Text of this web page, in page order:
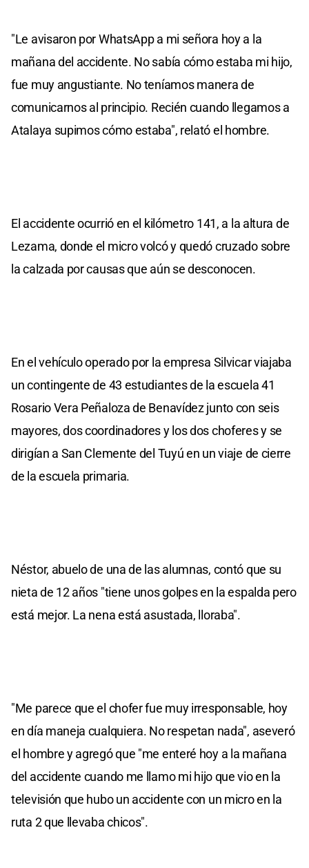
"Le avisaron por WhatsApp a mi señora hoy a la
mañana del accidente. No sabía cómo estaba mi hijo,
fue muy angustiante. No teníamos manera de
comunicarnos al principio. Recién cuando llegamos a
Atalaya supimos cómo estaba", relató el hombre.
El accidente ocurrió en el kilómetro 141, a la altura de
Lezama, donde el micro volcó y quedó cruzado sobre
la calzada por causas que aún se desconocen.
En el vehículo operado por la empresa Silvicar viajaba
un contingente de 43 estudiantes de la escuela 41
Rosario Vera Peñaloza de Benavídez junto con seis
mayores, dos coordinadores y los dos choferes y se
dirigían a San Clemente del Tuyú en un viaje de cierre
de la escuela primaria.
Néstor, abuelo de una de las alumnas, contó que su
nieta de 12 años "tiene unos golpes en la espalda pero
está mejor. La nena está asustada, lloraba".
"Me parece que el chofer fue muy irresponsable, hoy
en día maneja cualquiera. No respetan nada", aseveró
el hombre y agregó que "me enteré hoy a la mañana
del accidente cuando me llamo mi hijo que vio en la
televisión que hubo un accidente con un micro en la
ruta 2 que llevaba chicos".